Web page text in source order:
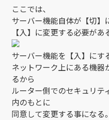
ここでは、
サーバー機能自体が【切】
【入】に変更する必要があ
サーバー機能を【入】にす
ネットワーク上にある機器
るから
ルーター側でのセキュリテ
内のもとに
同意して変更する事になる。